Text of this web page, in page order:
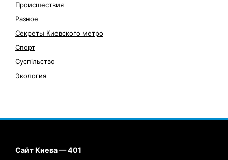
Происшествия
Разное
Секреты Киевского метро
Спорт
Суспільство
Экология
Сайт Киева — 401